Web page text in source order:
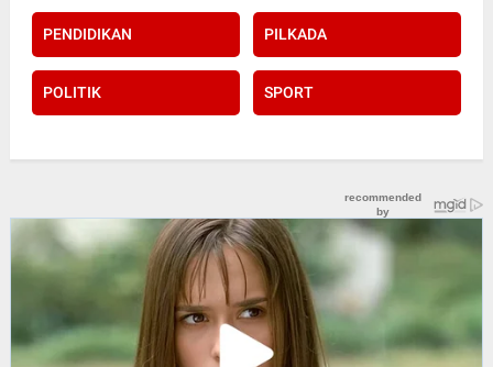
PENDIDIKAN PILKADA
POLITIK SPORT